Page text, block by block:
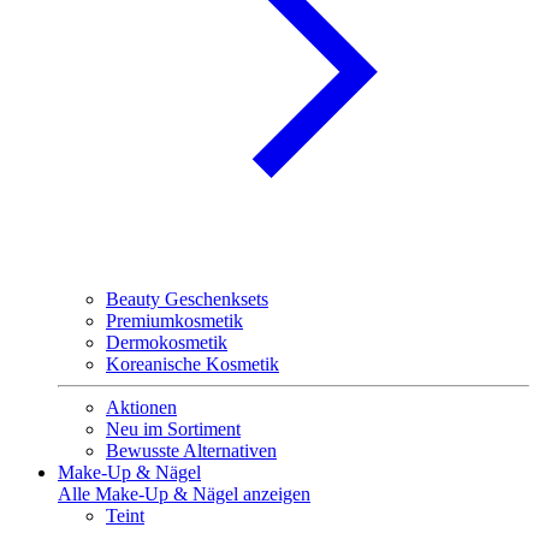
Beauty Geschenksets
Premiumkosmetik
Dermokosmetik
Koreanische Kosmetik
Aktionen
Neu im Sortiment
Bewusste Alternativen
Make-Up & Nägel
Alle Make-Up & Nägel anzeigen
Teint